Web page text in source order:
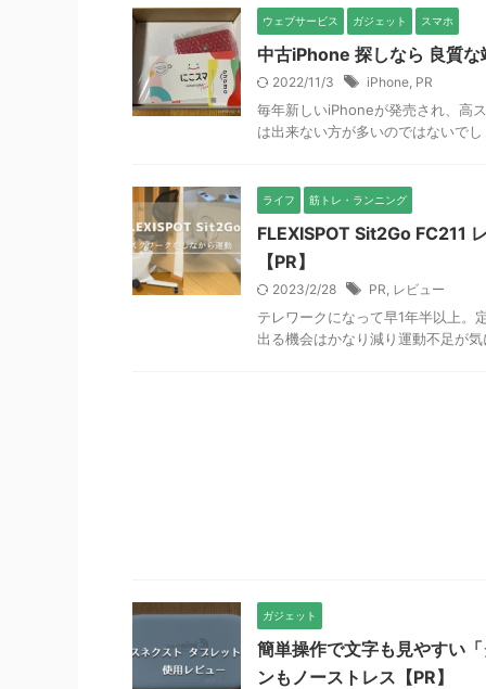
ウェブサービス ガジェット スマホ
中古iPhone 探しなら 良質な
2022/11/3 iPhone, PR
毎年新しいiPhoneが発売され、高
は出来ない方が多いのではないで
ライフ 筋トレ・ランニング
FLEXISPOT Sit2Go FC211
【PR】
2023/2/28 PR, レビュー
テレワークになって早1年半以上。
出る機会はかなり減り運動不足が
ガジェット
簡単操作で文字も見やすい
ンもノーストレス【PR】